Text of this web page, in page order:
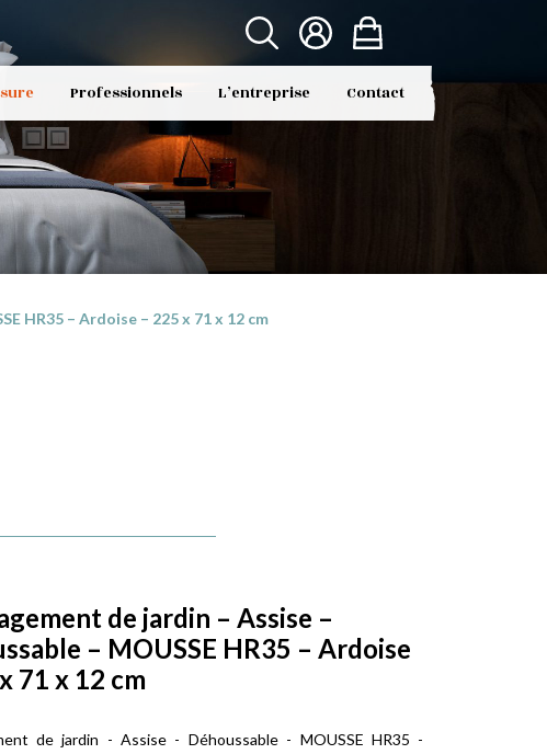
Professionnels L’entreprise Contact
HR35 – Ardoise – 225 x 71 x 12 cm
de jardin – Assise –
– MOUSSE HR35 – Ardoise
71 x 12 cm
de jardin - Assise - Déhoussable - MOUSSE HR35 -